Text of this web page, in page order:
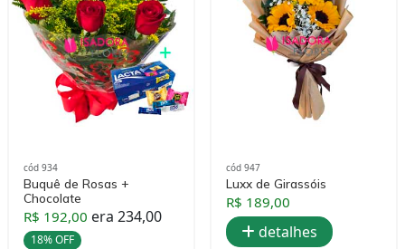
cód 934
Buquê de Rosas +
Chocolate
R$ 192,00 era 234,00
18% OFF
cód 947
Luxx de Girassóis
R$ 189,00
detalhes